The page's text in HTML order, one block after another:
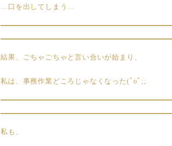
…口を出してしまう…
結果、ごちゃごちゃと言い合いが始まり、
私は、事務作業どころじゃなくなった(ﾟoﾟ;;
私も、